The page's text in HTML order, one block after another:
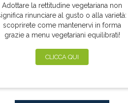
Adottare la rettitudine vegetariana non
rinunciare al gusto o alla varietà:
scoprirete come mantenervi in forma
grazie a menu vegetariani equilibrati!
CLICCA QUI